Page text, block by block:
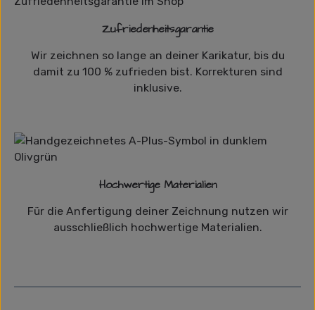
Zufriedenheitsgarantie
Wir zeichnen so lange an deiner Karikatur, bis du
damit zu 100 % zufrieden bist. Korrekturen sind
inklusive.
Hochwertige Materialien
Für die Anfertigung deiner Zeichnung nutzen wir
ausschließlich hochwertige Materialien.